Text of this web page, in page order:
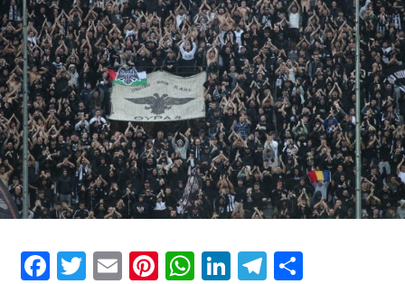
Facebook
Twitter
EmailPinterest
WhatsApp
LinkedIn
Telegram